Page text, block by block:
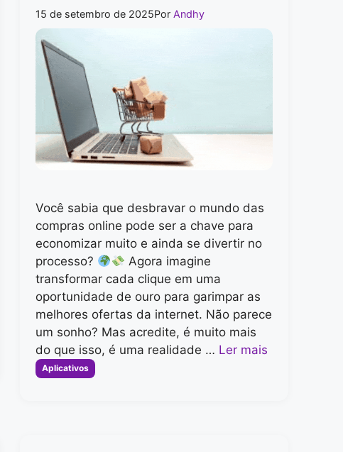
15 de setembro de 2025Por Andhy
Você sabia que desbravar o mundo das
compras online pode ser a chave para
economizar muito e ainda se divertir no
processo?
Agora imagine
transformar cada clique em uma
oportunidade de ouro para garimpar as
melhores ofertas da internet. Não parece
um sonho? Mas acredite, é muito mais
do que isso, é uma realidade … Ler mais
Categorias
Aplicativos